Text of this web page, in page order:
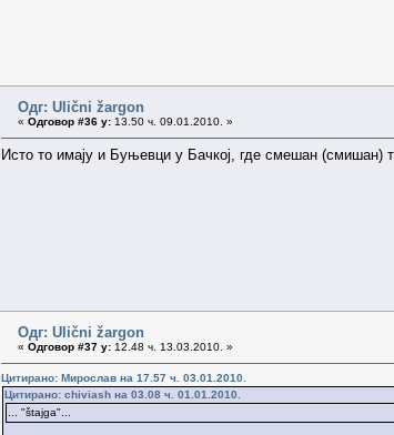
Одг: Ulični žargon
« Одговор #36 у: 13.50 ч. 09.01.2010. »
Исто то имају и Буњевци у Бачкој, где смешан (смишан)
Одг: Ulični žargon
« Одговор #37 у: 12.48 ч. 13.03.2010. »
Цитирано: Мирослав на 17.57 ч. 03.01.2010.
Цитирано: chiviash на 03.08 ч. 01.01.2010.
... "štajga"...